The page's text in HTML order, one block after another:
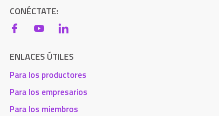
CONÉCTATE:
ENLACES ÚTILES
Para los productores
Para los empresarios
Para los miembros